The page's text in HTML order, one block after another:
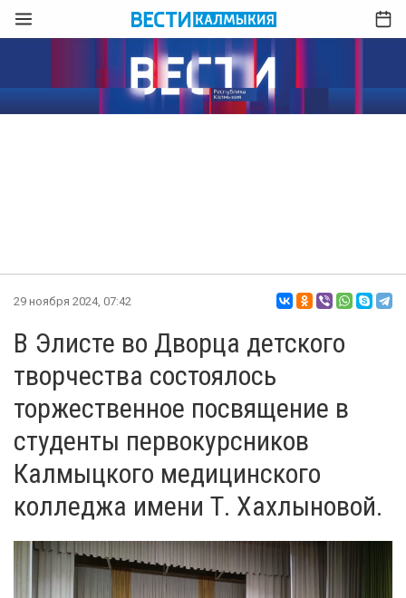
29 ноября 2024, 07:42
В Элисте во Дворца детского
творчества состоялось
торжественное посвящение в
студенты первокурсников
Калмыцкого медицинского
колледжа имени Т. Хахлыновой.